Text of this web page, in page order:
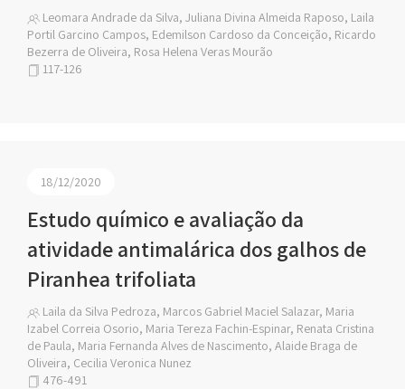
Leomara Andrade da Silva, Juliana Divina Almeida Raposo, Laila
Portil Garcino Campos, Edemilson Cardoso da Conceição, Ricardo
Bezerra de Oliveira, Rosa Helena Veras Mourão
117-126
18/12/2020
Estudo químico e avaliação da
atividade antimalárica dos galhos de
Piranhea trifoliata
Laila da Silva Pedroza, Marcos Gabriel Maciel Salazar, Maria
Izabel Correia Osorio, Maria Tereza Fachin-Espinar, Renata Cristina
de Paula, Maria Fernanda Alves de Nascimento, Alaide Braga de
Oliveira, Cecilia Veronica Nunez
476-491